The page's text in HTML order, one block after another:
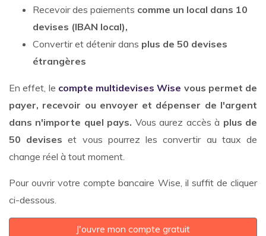
Recevoir des paiements comme un local dans 10
devises (IBAN local),
Convertir et détenir dans plus de 50 devises
étrangères
En effet, le compte multidevises Wise vous permet de
payer, recevoir ou envoyer et dépenser de l'argent
dans n'importe quel pays. Vous aurez accès à plus de
50 devises et vous pourrez les convertir au taux de
change réel à tout moment.
Pour ouvrir votre compte bancaire Wise, il suffit de cliquer
ci-dessous.
J'ouvre mon compte gratuit